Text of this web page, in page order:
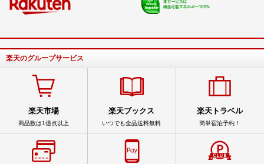
楽天のグループサービス
楽天市場
商品数は1億点以上
楽天ブックス
いつでも全品送料無料
楽天トラベル
簡単宿泊予約！